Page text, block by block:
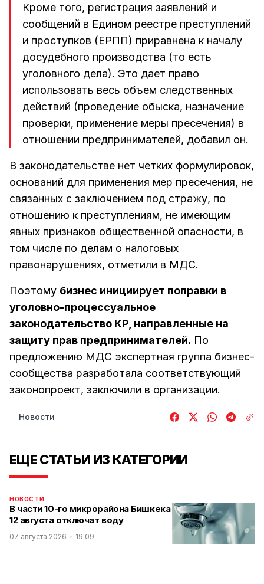
Кроме того, регистрация заявлений и
сообщений в Едином реестре преступлений
и проступков (ЕРПП) приравнена к началу
досудебного производства (то есть
уголовного дела). Это дает право
использовать весь объем следственных
действий (проведение обыска, назначение
проверки, применение меры пресечения) в
отношении предпринимателей, добавил он.
В законодательстве нет четких формулировок,
оснований для применения мер пресечения, не
связанных с заключением под стражу, по
отношению к преступлениям, не имеющим
явных признаков общественной опасности, в
том числе по делам о налоговых
правонарушениях, отметили в МДС.
Поэтому бизнес инициирует поправки в
уголовно-процессуальное
законодательство КР, направленные на
защиту прав предпринимателей. По
предложению МДС экспертная группа бизнес-
сообщества разработала соответствующий
законопроект, заключили в организации.
Новости
ЕЩЕ СТАТЬИ ИЗ КАТЕГОРИИ
НОВОСТИ
В части 10-го микрорайона Бишкека
12 августа отключат воду
07 августа 2026 19:09